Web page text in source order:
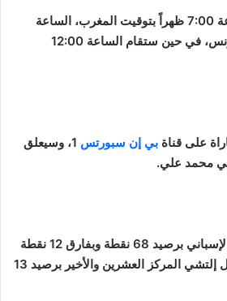
كما ستقام المباراة الساعة 7:00 ظهراً بتوقيت المغرب، الساعة
8:00 بتوقيت الجزائر وتونس، في حين ستقام الساعة 12:00
على قناة بي إن سبورتس
1، وسيعلق
محمد علي.
ويتصدر برشلونة الدوري الإسباني برصيد 68 نقطة وبفارق 12 نقطة
عن ريال مدريد، بينما يحتل إلتشي المركز العشرين والأخير برصيد 13